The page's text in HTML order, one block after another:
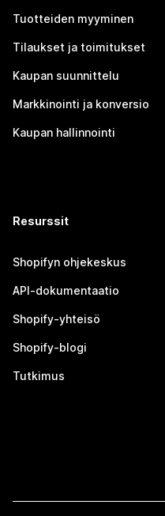
Tuotteiden myyminen
Tilaukset ja toimitukset
Kaupan suunnittelu
Markkinointi ja konversio
Kaupan hallinnointi
Resurssit
Shopifyn ohjekeskus
API-dokumentaatio
Shopify-yhteisö
Shopify-blogi
Tutkimus